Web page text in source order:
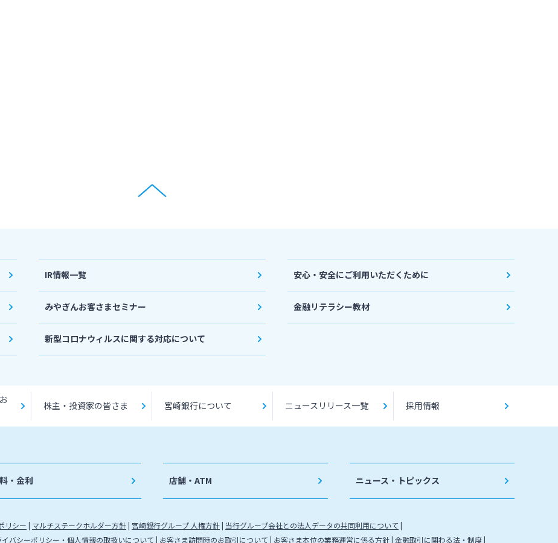
IR情報一覧
みやぎんお客さまセミナー
新型コロナウィルスに関する対応について
安心・安全にご利用いただくために
金融リテラシー教材
株主・投資家の皆さま 宮崎銀行について ニュースリリース一覧 採用情報
・金利 店舗・ATM ニュース・トピックス
リシー マルチステークホルダー方針 宮崎銀行グループ 人権方針 当行グループ会社との法人データの共同利用について
イバシーポリシー・個人情報の取扱いについて お客さま訪問時のお取引について お客さま本位の業務運営に係る方針 金融取引に関わる法・制度